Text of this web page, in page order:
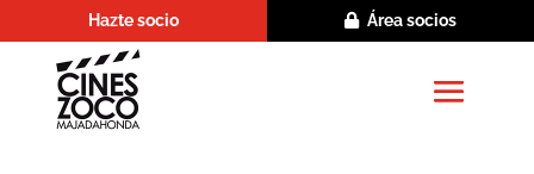
Hazte socio Área socios